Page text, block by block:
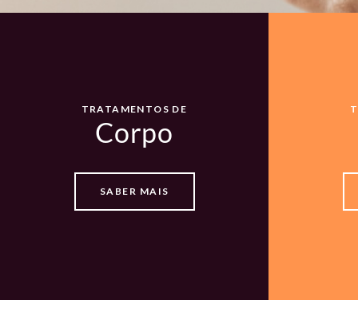
TRATAMENTOS DE
Corpo
SABER MAIS